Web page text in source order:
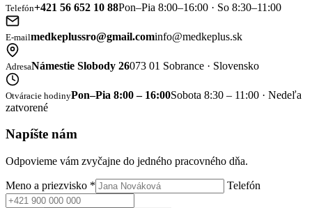
Telefón+421 56 652 10 88Pon–Pia 8:00–16:00 · So 8:30–11:00
E-mailmedkeplussro@gmail.cominfo@medkeplus.sk
AdresaNámestie Slobody 26073 01 Sobrance · Slovensko
Otváracie hodinyPon–Pia 8:00 – 16:00Sobota 8:30 – 11:00 · Nedeľa
zatvorené
Napíšte nám
Odpovieme vám zvyčajne do jedného pracovného dňa.
Meno a priezvisko * Telefón